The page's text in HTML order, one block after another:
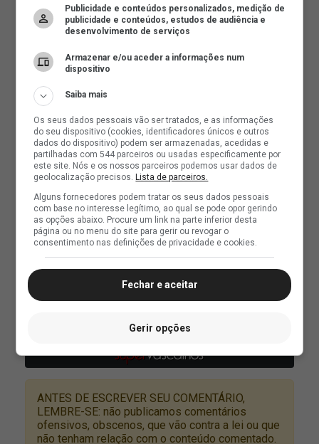
Publicidade e conteúdos personalizados, medição de
publicidade e conteúdos, estudos de audiência e
desenvolvimento de serviços
Armazenar e/ou aceder a informações num
dispositivo
Saiba mais
Os seus dados pessoais vão ser tratados, e as informações
do seu dispositivo (cookies, identificadores únicos e outros
dados do dispositivo) podem ser armazenadas, acedidas e
partilhadas com 544 parceiros ou usadas especificamente por
este site. Nós e os nossos parceiros podemos usar dados de
geolocalização precisos. Lista de parceiros.
Alguns fornecedores podem tratar os seus dados pessoais
com base no interesse legítimo, ao qual se pode opor gerindo
as opções abaixo. Procure um link na parte inferior desta
página ou no menu do site para gerir ou revogar o
consentimento nas definições de privacidade e cookies.
Fechar e aceitar
Gerir opções